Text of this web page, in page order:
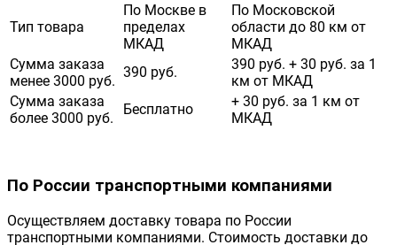
Тип товара
По Москве в
пределах
МКАД
По Московской
области до 80 км от
МКАД
Сумма заказа
менее 3000 руб.
390 руб.
390 руб. + 30 руб. за 1
км от МКАД
Сумма заказа
более 3000 руб.
Бесплатно
+ 30 руб. за 1 км от
МКАД
По России транспортными компаниями
Осуществляем доставку товара по России
транспортными компаниями. Стоимость доставки до